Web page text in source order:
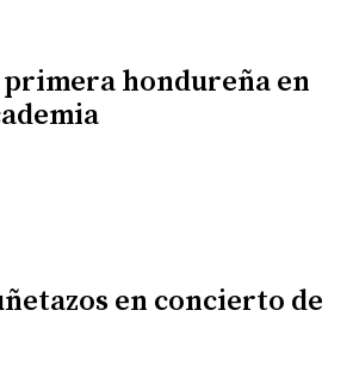
primera hondureña en
en concierto de